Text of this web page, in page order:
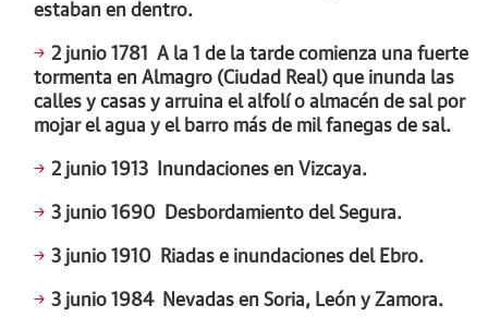
estaban en dentro.
2 junio 1781 A la 1 de la tarde comienza una fuerte
tormenta en Almagro (Ciudad Real) que inunda las
calles y casas y arruina el alfolí o almacén de sal por
mojar el agua y el barro más de mil fanegas de sal.
2 junio 1913 Inundaciones en Vizcaya.
3 junio 1690 Desbordamiento del Segura.
3 junio 1910 Riadas e inundaciones del Ebro.
3 junio 1984 Nevadas en Soria, León y Zamora.